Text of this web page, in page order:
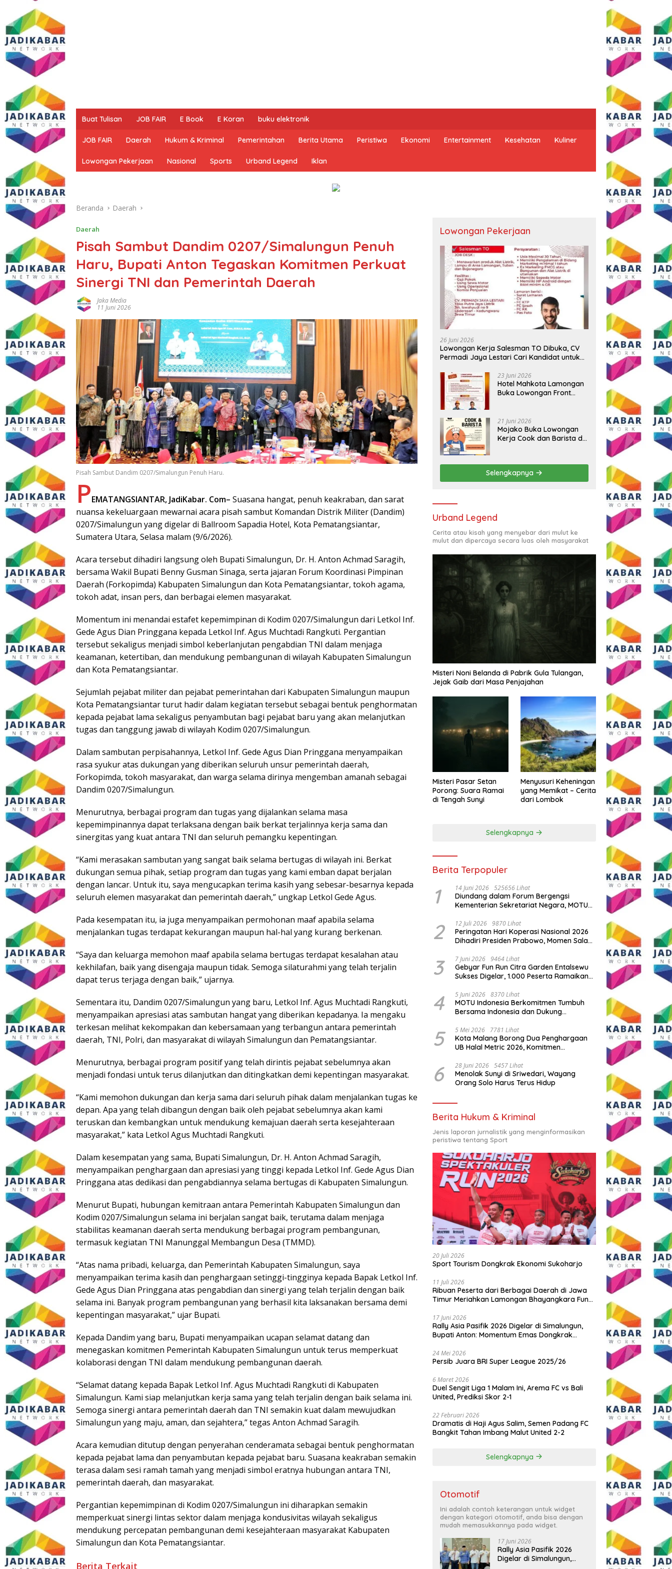
Buat Tulisan JOB FAIR E Book E Koran buku elektronik
JOB FAIR Daerah Hukum & Kriminal Pemerintahan Berita Utama Peristiwa Ekonomi Entertainment Kesehatan Kuliner
Lowongan Pekerjaan Nasional Sports Urband Legend Iklan
Beranda Daerah
Daerah
Pisah Sambut Dandim 0207/Simalungun Penuh
Haru, Bupati Anton Tegaskan Komitmen Perkuat
Sinergi TNI dan Pemerintah Daerah
Jaka Media
11 Juni 2026
Pisah Sambut Dandim 0207/Simalungun Penuh Haru.
PEMATANGSIANTAR, JadiKabar. Com– Suasana hangat, penuh keakraban, dan sarat
nuansa kekeluargaan mewarnai acara pisah sambut Komandan Distrik Militer (Dandim)
0207/Simalungun yang digelar di Ballroom Sapadia Hotel, Kota Pematangsiantar,
Sumatera Utara, Selasa malam (9/6/2026).
Acara tersebut dihadiri langsung oleh Bupati Simalungun, Dr. H. Anton Achmad Saragih,
bersama Wakil Bupati Benny Gusman Sinaga, serta jajaran Forum Koordinasi Pimpinan
Daerah (Forkopimda) Kabupaten Simalungun dan Kota Pematangsiantar, tokoh agama,
tokoh adat, insan pers, dan berbagai elemen masyarakat.
Momentum ini menandai estafet kepemimpinan di Kodim 0207/Simalungun dari Letkol Inf.
Gede Agus Dian Pringgana kepada Letkol Inf. Agus Muchtadi Rangkuti. Pergantian
tersebut sekaligus menjadi simbol keberlanjutan pengabdian TNI dalam menjaga
keamanan, ketertiban, dan mendukung pembangunan di wilayah Kabupaten Simalungun
dan Kota Pematangsiantar.
Sejumlah pejabat militer dan pejabat pemerintahan dari Kabupaten Simalungun maupun
Kota Pematangsiantar turut hadir dalam kegiatan tersebut sebagai bentuk penghormatan
kepada pejabat lama sekaligus penyambutan bagi pejabat baru yang akan melanjutkan
tugas dan tanggung jawab di wilayah Kodim 0207/Simalungun.
Dalam sambutan perpisahannya, Letkol Inf. Gede Agus Dian Pringgana menyampaikan
rasa syukur atas dukungan yang diberikan seluruh unsur pemerintah daerah,
Forkopimda, tokoh masyarakat, dan warga selama dirinya mengemban amanah sebagai
Dandim 0207/Simalungun.
Menurutnya, berbagai program dan tugas yang dijalankan selama masa
kepemimpinannya dapat terlaksana dengan baik berkat terjalinnya kerja sama dan
sinergitas yang kuat antara TNI dan seluruh pemangku kepentingan.
“Kami merasakan sambutan yang sangat baik selama bertugas di wilayah ini. Berkat
dukungan semua pihak, setiap program dan tugas yang kami emban dapat berjalan
dengan lancar. Untuk itu, saya mengucapkan terima kasih yang sebesar-besarnya kepada
seluruh elemen masyarakat dan pemerintah daerah,” ungkap Letkol Gede Agus.
Pada kesempatan itu, ia juga menyampaikan permohonan maaf apabila selama
menjalankan tugas terdapat kekurangan maupun hal-hal yang kurang berkenan.
“Saya dan keluarga memohon maaf apabila selama bertugas terdapat kesalahan atau
kekhilafan, baik yang disengaja maupun tidak. Semoga silaturahmi yang telah terjalin
dapat terus terjaga dengan baik,” ujarnya.
Sementara itu, Dandim 0207/Simalungun yang baru, Letkol Inf. Agus Muchtadi Rangkuti,
menyampaikan apresiasi atas sambutan hangat yang diberikan kepadanya. Ia mengaku
terkesan melihat kekompakan dan kebersamaan yang terbangun antara pemerintah
daerah, TNI, Polri, dan masyarakat di wilayah Simalungun dan Pematangsiantar.
Menurutnya, berbagai program positif yang telah dirintis pejabat sebelumnya akan
menjadi fondasi untuk terus dilanjutkan dan ditingkatkan demi kepentingan masyarakat.
“Kami memohon dukungan dan kerja sama dari seluruh pihak dalam menjalankan tugas ke
depan. Apa yang telah dibangun dengan baik oleh pejabat sebelumnya akan kami
teruskan dan kembangkan untuk mendukung kemajuan daerah serta kesejahteraan
masyarakat,” kata Letkol Agus Muchtadi Rangkuti.
Dalam kesempatan yang sama, Bupati Simalungun, Dr. H. Anton Achmad Saragih,
menyampaikan penghargaan dan apresiasi yang tinggi kepada Letkol Inf. Gede Agus Dian
Pringgana atas dedikasi dan pengabdiannya selama bertugas di Kabupaten Simalungun.
Menurut Bupati, hubungan kemitraan antara Pemerintah Kabupaten Simalungun dan
Kodim 0207/Simalungun selama ini berjalan sangat baik, terutama dalam menjaga
stabilitas keamanan daerah serta mendukung berbagai program pembangunan,
termasuk kegiatan TNI Manunggal Membangun Desa (TMMD).
“Atas nama pribadi, keluarga, dan Pemerintah Kabupaten Simalungun, saya
menyampaikan terima kasih dan penghargaan setinggi-tingginya kepada Bapak Letkol Inf.
Gede Agus Dian Pringgana atas pengabdian dan sinergi yang telah terjalin dengan baik
selama ini. Banyak program pembangunan yang berhasil kita laksanakan bersama demi
kepentingan masyarakat,” ujar Bupati.
Kepada Dandim yang baru, Bupati menyampaikan ucapan selamat datang dan
menegaskan komitmen Pemerintah Kabupaten Simalungun untuk terus memperkuat
kolaborasi dengan TNI dalam mendukung pembangunan daerah.
“Selamat datang kepada Bapak Letkol Inf. Agus Muchtadi Rangkuti di Kabupaten
Simalungun. Kami siap melanjutkan kerja sama yang telah terjalin dengan baik selama ini.
Semoga sinergi antara pemerintah daerah dan TNI semakin kuat dalam mewujudkan
Simalungun yang maju, aman, dan sejahtera,” tegas Anton Achmad Saragih.
Acara kemudian ditutup dengan penyerahan cenderamata sebagai bentuk penghormatan
kepada pejabat lama dan penyambutan kepada pejabat baru. Suasana keakraban semakin
terasa dalam sesi ramah tamah yang menjadi simbol eratnya hubungan antara TNI,
pemerintah daerah, dan masyarakat.
Pergantian kepemimpinan di Kodim 0207/Simalungun ini diharapkan semakin
memperkuat sinergi lintas sektor dalam menjaga kondusivitas wilayah sekaligus
mendukung percepatan pembangunan demi kesejahteraan masyarakat Kabupaten
Simalungun dan Kota Pematangsiantar.
Berita Terkait
Lowongan Pekerjaan
26 Juni 2026
Lowongan Kerja Salesman TO Dibuka, CV
Permadi Jaya Lestari Cari Kandidat untuk
23 Juni 2026
Hotel Mahkota Lamongan
Buka Lowongan Front
Syaratnya
21 Juni 2026
Mojako Buka Lowongan
Kerja Cook dan Barista di
Selengkapnya
Urband Legend
Cerita atau kisah yang menyebar dari mulut ke
mulut dan dipercaya secara luas oleh masyarakat
Misteri Noni Belanda di Pabrik Gula Tulangan,
Jejak Gaib dari Masa Penjajahan
Misteri Pasar Setan
Porong: Suara Ramai
di Tengah Sunyi
Menyusuri Keheningan
yang Memikat – Cerita
dari Lombok
Selengkapnya
Berita Terpopuler
1 14 Juni 2026 525656 Lihat
Diundang dalam Forum Bergengsi
Kementerian Sekretariat Negara, MOTU
Indonesia
2 12 Juli 2026 9870 Lihat
Peringatan Hari Koperasi Nasional 2026
Dihadiri Presiden Prabowo, Momen Salam
3 7 Juni 2026 9464 Lihat
Gebyar Fun Run Citra Garden Entalsewu
Sukses Digelar, 1.000 Peserta Ramaikan
4 5 Juni 2026 8370 Lihat
MOTU Indonesia Berkomitmen Tumbuh
Bersama Indonesia dan Dukung
5 5 Mei 2026 7781 Lihat
Kota Malang Borong Dua Penghargaan
UB Halal Metric 2026, Komitmen
6 28 Juni 2026 5457 Lihat
Menolak Sunyi di Sriwedari, Wayang
Orang Solo Harus Terus Hidup
Berita Hukum & Kriminal
Jenis laporan jurnalistik yang menginformasikan
peristiwa tentang Sport
20 Juli 2026
Sport Tourism Dongkrak Ekonomi Sukoharjo
11 Juli 2026
Ribuan Peserta dari Berbagai Daerah di Jawa
Timur Meriahkan Lamongan Bhayangkara Fun
17 Juni 2026
Rally Asia Pasifik 2026 Digelar di Simalungun,
Bupati Anton: Momentum Emas Dongkrak
24 Mei 2026
Persib Juara BRI Super League 2025/26
6 Maret 2026
Duel Sengit Liga 1 Malam Ini, Arema FC vs Bali
United, Prediksi Skor 2-1
22 Februari 2026
Dramatis di Haji Agus Salim, Semen Padang FC
Bangkit Tahan Imbang Malut United 2-2
Selengkapnya
Otomotif
Ini adalah contoh keterangan untuk widget
dengan kategori otomotif, anda bisa dengan
mudah memasukkannya pada widget.
17 Juni 2026
Rally Asia Pasifik 2026
Digelar di Simalungun,